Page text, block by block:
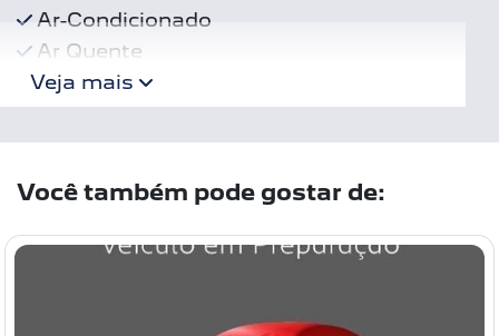
Ar-Condicionado
Ar Quente
Veja mais
Você também pode gostar de: